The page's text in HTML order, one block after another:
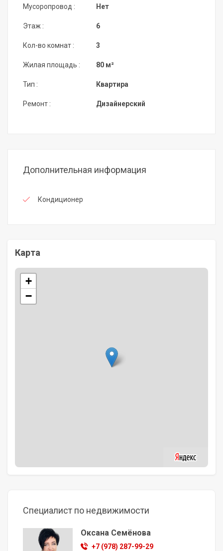
Мусоропровод :
Этаж :
Кол-во комнат :
Жилая площадь :
Тип :
Ремонт :
Нет
6
3
80 м²
Квартира
Дизайнерский
Дополнительная информация
Кондиционер
Карта
+
−
Специалист по недвижимости
Оксана Семёнова
+7 (978) 287-99-29